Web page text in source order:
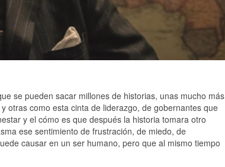
se pueden sacar millones de historias, unas mucho más
otras como esta cinta de liderazgo, de gobernantes que
y el cómo es que después la historia tomara otro
ese sentimiento de frustración, de miedo, de
causar en un ser humano, pero que al mismo tiempo